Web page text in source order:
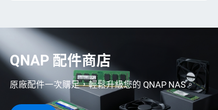
QNAP 配件商店
原廠配件一次購足，輕鬆升級您的 QNAP NAS。